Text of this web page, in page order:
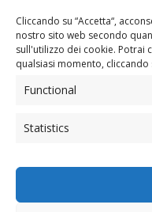
Cliccando su “Accetta“,
nostro sito web secondo
sull'utilizzo dei cookie. Potrai
qualsiasi momento, cliccando
Functional
Statistics
Per il nostro
multiculturali di
lingue e culture
arteria di Milano,
colore: ristoranti …